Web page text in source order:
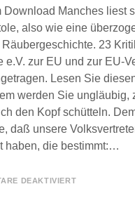
Download Manches liest
also wie eine
23
e.V. zur EU und zur EU-
Lesen Sie
werden Sie ungläubig,
den Kopf schütteln.
daß unsere
haben, die bestimmt:…
DEAKTIVIERTFÜR